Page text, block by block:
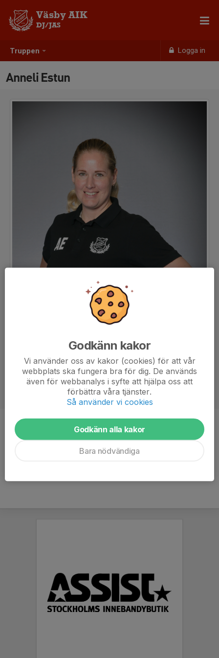
Truppen Logga in
Väsby AIK
DJ/JAS
Anneli Estun
Titel
Tränare
Godkänn kakor
Vi använder oss av kakor (cookies) för att vår
webbplats ska fungera bra för dig. De används
även för webbanalys i syfte att hjälpa oss att
förbättra våra tjänster.
Så använder vi cookies
Godkänn alla kakor
Bara nödvändiga